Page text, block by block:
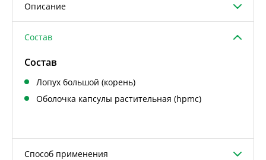
Описание
Состав
Состав
Лопух большой (корень)
Оболочка капсулы растительная (hpmc)
Способ применения